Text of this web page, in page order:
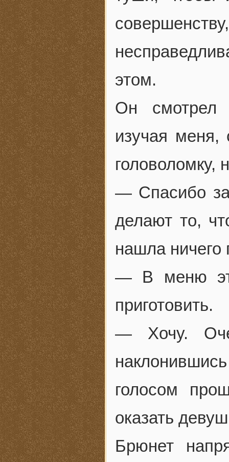
этом.
Он смотрел
изучая
головоломку,
— Спасибо за
делают то,
нашла ничего
— В меню
приготовить.
— Хочу.
голосом
оказать
Брюнет